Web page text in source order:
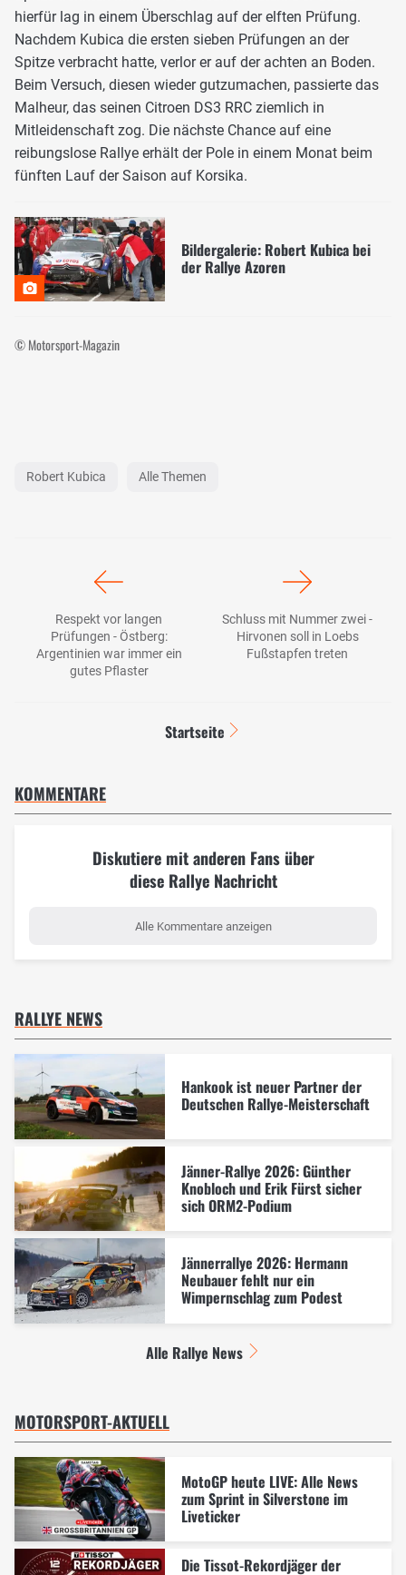
hierfür lag in einem Überschlag auf der elften Prüfung.
Nachdem Kubica die ersten sieben Prüfungen an der
Spitze verbracht hatte, verlor er auf der achten an Boden.
Beim Versuch, diesen wieder gutzumachen, passierte das
Malheur, das seinen Citroen DS3 RRC ziemlich in
Mitleidenschaft zog. Die nächste Chance auf eine
reibungslose Rallye erhält der Pole in einem Monat beim
fünften Lauf der Saison auf Korsika.
Bildergalerie: Robert Kubica bei
der Rallye Azoren
© Motorsport-Magazin
Robert Kubica Alle Themen
Respekt vor langen
Prüfungen - Östberg:
Argentinien war immer ein
gutes Pflaster
Schluss mit Nummer zwei -
Hirvonen soll in Loebs
Fußstapfen treten
Startseite
KOMMENTARE
Diskutiere mit anderen Fans über
diese Rallye Nachricht
Alle Kommentare anzeigen
RALLYE NEWS
Hankook ist neuer Partner der
Deutschen Rallye-Meisterschaft
Jänner-Rallye 2026: Günther
Knobloch und Erik Fürst sicher
sich ORM2-Podium
Jännerrallye 2026: Hermann
Neubauer fehlt nur ein
Wimpernschlag zum Podest
Alle Rallye News
MOTORSPORT-AKTUELL
MotoGP heute LIVE: Alle News
zum Sprint in Silverstone im
Liveticker
Die Tissot-Rekordjäger der